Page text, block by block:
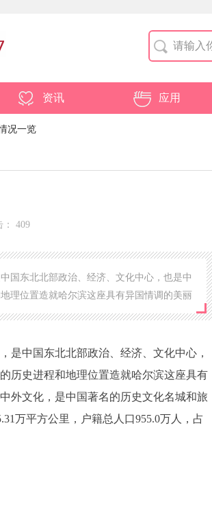
资讯 应用
况一览
： 409
国东北北部政治、经济、文化中心，也是中
理位置造就哈尔滨这座具有异国情调的美丽
历史文化名城和旅游城市，素有“冰
是中国东北北部政治、经济、文化中心，
历史进程和地理位置造就哈尔滨这座具有
外文化，是中国著名的历史文化名城和旅
万平方公里，户籍总人口955.0万人，占